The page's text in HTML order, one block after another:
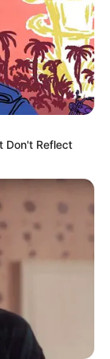
Don't Reflect